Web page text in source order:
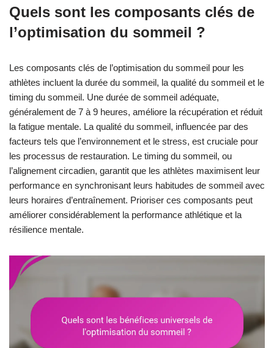
Quels sont les composants clés de
l’optimisation du sommeil ?
Les composants clés de l’optimisation du sommeil pour les
athlètes incluent la durée du sommeil, la qualité du sommeil et le
timing du sommeil. Une durée de sommeil adéquate,
généralement de 7 à 9 heures, améliore la récupération et réduit
la fatigue mentale. La qualité du sommeil, influencée par des
facteurs tels que l’environnement et le stress, est cruciale pour
les processus de restauration. Le timing du sommeil, ou
l’alignement circadien, garantit que les athlètes maximisent leur
performance en synchronisant leurs habitudes de sommeil avec
leurs horaires d’entraînement. Prioriser ces composants peut
améliorer considérablement la performance athlétique et la
résilience mentale.